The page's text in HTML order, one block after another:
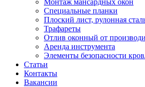
Монтаж мансардных окон
Специальные планки
Плоский лист, рулонная
Трафареты
Отлив оконный от
Аренда инструмента
Элементы безопасности
Статьи
Контакты
Вакансии